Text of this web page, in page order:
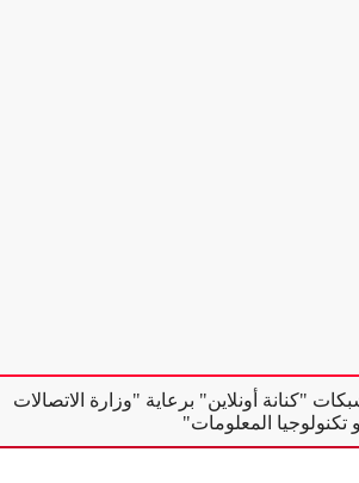
"كنانة أونلاين" برعاية "وزارة الاتصالات
و تكنولوجيا المعلومات"